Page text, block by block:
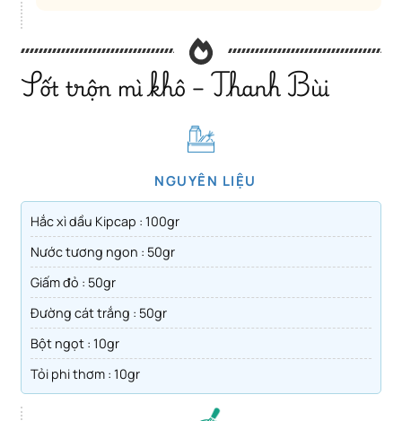
Sốt trộn mì khô – Thanh Bùi
NGUYÊN LIỆU
Hắc xì dầu Kipcap : 100gr
Nước tương ngon : 50gr
Giấm đỏ : 50gr
Đường cát trắng : 50gr
Bột ngọt : 10gr
Tỏi phi thơm : 10gr